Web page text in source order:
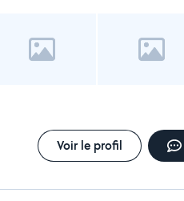
Voir le profil